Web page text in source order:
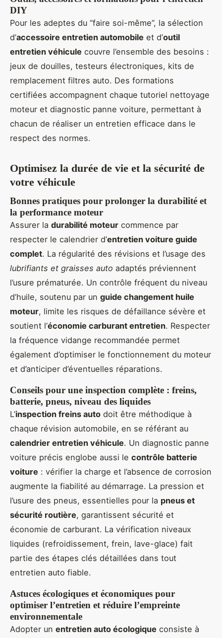
DIY
Pour les adeptes du “faire soi-même”, la sélection
d’accessoire entretien automobile et d’outil
entretien véhicule couvre l’ensemble des besoins :
jeux de douilles, testeurs électroniques, kits de
remplacement filtres auto. Des formations
certifiées accompagnent chaque tutoriel nettoyage
moteur et diagnostic panne voiture, permettant à
chacun de réaliser un entretien efficace dans le
respect des normes.
Optimisez la durée de vie et la sécurité de
votre véhicule
Bonnes pratiques pour prolonger la durabilité et
la performance moteur
Assurer la durabilité moteur commence par
respecter le calendrier d’entretien voiture guide
complet. La régularité des révisions et l’usage des
lubrifiants et graisses auto adaptés préviennent
l’usure prématurée. Un contrôle fréquent du niveau
d’huile, soutenu par un guide changement huile
moteur, limite les risques de défaillance sévère et
soutient l’économie carburant entretien. Respecter
la fréquence vidange recommandée permet
également d’optimiser le fonctionnement du moteur
et d’anticiper d’éventuelles réparations.
Conseils pour une inspection complète : freins,
batterie, pneus, niveau des liquides
L’inspection freins auto doit être méthodique à
chaque révision automobile, en se référant au
calendrier entretien véhicule. Un diagnostic panne
voiture précis englobe aussi le contrôle batterie
voiture : vérifier la charge et l’absence de corrosion
augmente la fiabilité au démarrage. La pression et
l’usure des pneus, essentielles pour la pneus et
sécurité routière, garantissent sécurité et
économie de carburant. La vérification niveaux
liquides (refroidissement, frein, lave-glace) fait
partie des étapes clés détaillées dans tout
entretien auto fiable.
Astuces écologiques et économiques pour
optimiser l’entretien et réduire l’empreinte
environnementale
Adopter un entretien auto écologique consiste à